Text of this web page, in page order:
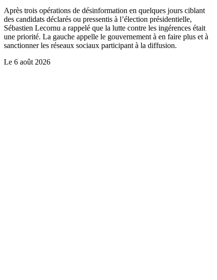
Après trois opérations de désinformation en quelques jours ciblant
des candidats déclarés ou pressentis à l’élection présidentielle,
Sébastien Lecornu a rappelé que la lutte contre les ingérences était
une priorité. La gauche appelle le gouvernement à en faire plus et à
sanctionner les réseaux sociaux participant à la diffusion.
Le 6 août 2026